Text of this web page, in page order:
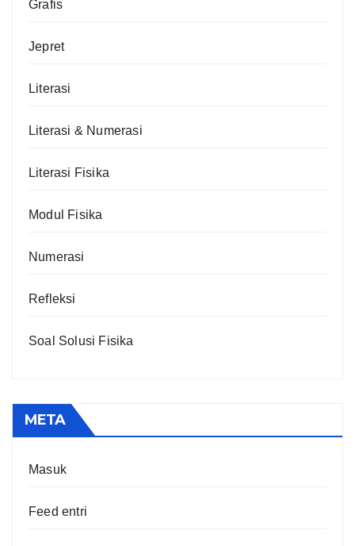
Grafis
Jepret
Literasi
Literasi & Numerasi
Literasi Fisika
Modul Fisika
Numerasi
Refleksi
Soal Solusi Fisika
META
Masuk
Feed entri